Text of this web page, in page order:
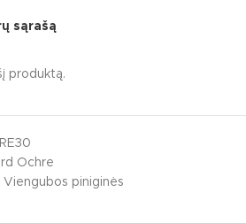
sąrašą
produktą.
Ochre
Viengubos piniginės